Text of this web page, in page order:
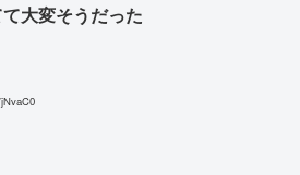
大変そうだった